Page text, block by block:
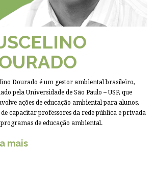
Dourado é um gestor ambiental brasileiro,
pela Universidade de São Paulo – USP, que
ações de educação ambiental para alunos,
capacitar professores da rede pública e privada
de educação ambiental.
mais